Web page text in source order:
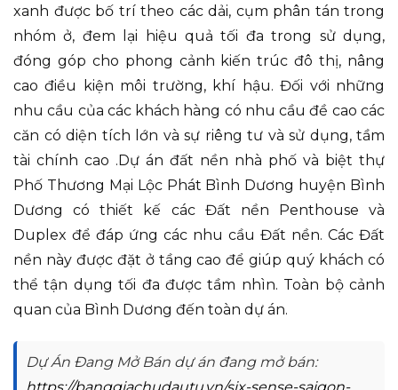
xanh được bố trí theo các dải, cụm phân tán trong
nhóm ở, đem lại hiệu quả tối đa trong sử dụng,
đóng góp cho phong cảnh kiến trúc đô thị, nâng
cao điều kiện môi trường, khí hậu. Đối với những
nhu cầu của các khách hàng có nhu cầu đề cao các
căn có diện tích lớn và sự riêng tư và sử dụng, tầm
tài chính cao .Dự án đất nền nhà phố và biệt thự
Phố Thương Mại Lộc Phát Bình Dương huyện Bình
Dương có thiết kế các Đất nền Penthouse và
Duplex để đáp ứng các nhu cầu Đất nền. Các Đất
nền này được đặt ở tầng cao để giúp quý khách có
thể tận dụng tối đa được tầm nhìn. Toàn bộ cảnh
quan của Bình Dương đến toàn dự án.
Dự Án Đang Mở Bán dự án đang mở bán:
https://banggiachudautu.vn/six-sense-saigon-